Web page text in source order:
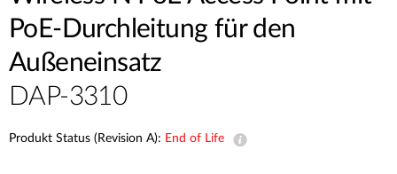
PoE-Durchleitung für den
Außeneinsatz
DAP-3310
Produkt Status (Revision A): End of Life